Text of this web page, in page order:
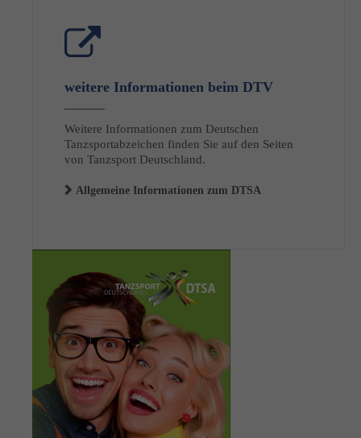
weitere Informationen beim DTV
Weitere Informationen zum Deutschen
Tanzsportabzeichen finden Sie auf den Seiten
von Tanzsport Deutschland.
Allgemeine Informationen zum DTSA